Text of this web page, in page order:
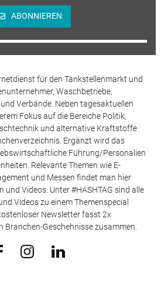
ABONNIEREN
für den Tankstellenmarkt und
Waschbetriebe,
Verbände. Neben tagesaktuellen
Fokus auf die Bereiche Politik,
und alternative Kraftstoffe
Ergänzt wird das
Führung/Personalien
Relevante Themen wie E-
und Messen findet man hier
und Videos. Unter #HASHTAG sind alle
Videos zu einem Themenspecial
Newsletter fasst 2x
Branchen-Geschehnisse zusammen.